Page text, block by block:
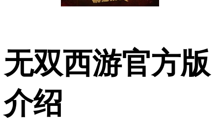
无双西游官方版
介绍